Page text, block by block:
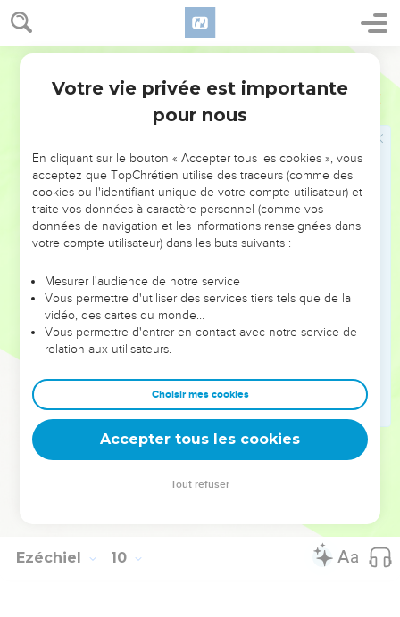
Ezéchiel 9
n'ayez aucune compassion !
Tuez les vieillards, les jeunes hommes et les jeunes filles,
les enfants et les femmes jusqu’à l’extermination, mais
n'approchez pas de tous ceux qui ont la marque sur eux !
Commencez par mon sanctuaire ! » Ils ont donc commencé
par les anciens qui étaient devant le temple.
Il leur a dit : « Rendez le temple impur et remplissez de
victimes les deux parvis attenants ! Sortez ! » Alors ils sont
sortis et se sont mis à frapper dans la ville.
Pendant qu’ils frappaient, j’étais resté là. Je suis tombé le
visage contre terre et je me suis écrié : « Ah ! Seigneur
ta fureur sur Jérusalem ? »
Il m’a répondu : « La faute de la communauté d'Israël et de
Juda est immensément grande. Le pays est rempli de
meurtres, la ville est pleine de perversion, car ils disent :
‘L'Eternel a abandonné le pays, l'Eternel ne voit rien.’
Moi aussi, j’aurai un regard dépourvu de pitié, je n'aurai
aucune compassion. Je ferai retomber leur conduite sur leur
tête. »
Puis l'homme en habit de lin, celui qui portait du matériel
Ezéchiel 10
Votre vie privée est importante
pour nous
En cliquant sur le bouton « Accepter tous les cookies », vous
acceptez que TopChrétien utilise des traceurs (comme des
cookies ou l'identifiant unique de votre compte utilisateur) et
traite vos données à caractère personnel (comme vos
données de navigation et les informations renseignées dans
votre compte utilisateur) dans les buts suivants :
Mesurer l'audience de notre service
Vous permettre d'utiliser des services tiers tels que de la
vidéo, des cartes du monde…
Vous permettre d'entrer en contact avec notre service de
relation aux utilisateurs.
Choisir mes cookies
Accepter tous les cookies
Tout refuser